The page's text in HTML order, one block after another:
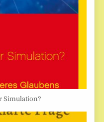
Simulation?